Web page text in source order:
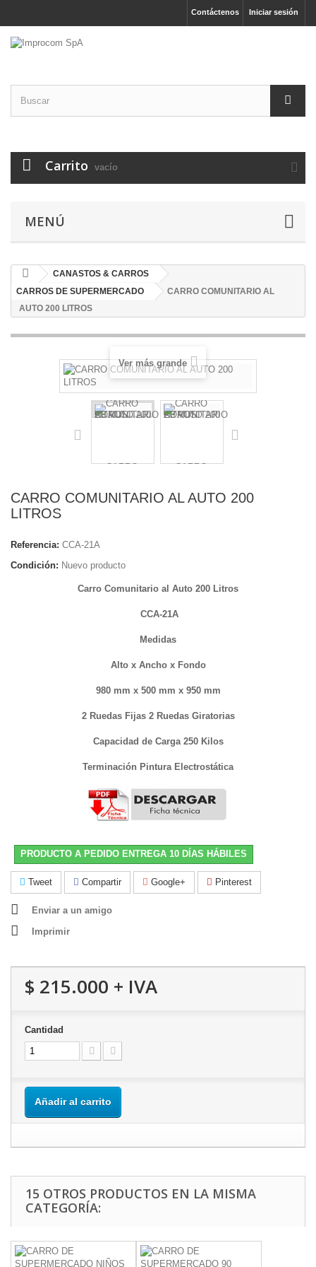
Iniciar sesión
Contáctenos
Carrito vacío
MENÚ
CANASTOS & CARROS
CARROS DE SUPERMERCADO
CARRO COMUNITARIO AL
AUTO 200 LITROS
Ver más grande
CARRO COMUNITARIO AL AUTO 200
LITROS
Referencia: CCA-21A
Condición: Nuevo producto
Carro Comunitario al Auto 200 Litros
CCA-21A
Medidas
Alto x Ancho x Fondo
980 mm x 500 mm x 950 mm
2 Ruedas Fijas 2 Ruedas Giratorias
Capacidad de Carga 250 Kilos
Terminación Pintura Electrostática
PRODUCTO A PEDIDO ENTREGA 10 DÍAS HÁBILES
Tweet Compartir Google+ Pinterest
Enviar a un amigo
Imprimir
$ 215.000 + IVA
Cantidad
Añadir al carrito
15 OTROS PRODUCTOS EN LA MISMA
CATEGORÍA: